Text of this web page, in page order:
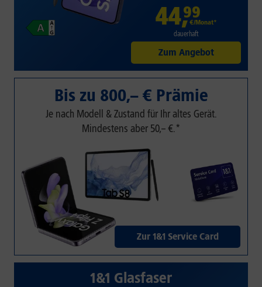
44,99
€/Monat*
dauerhaft
Zum Angebot
Bis zu 800,– € Prämie
Je nach Modell & Zustand für Ihr altes Gerät.
Mindestens aber 50,– €.*
Zur 1&1 Service Card
1&1 Glasfaser